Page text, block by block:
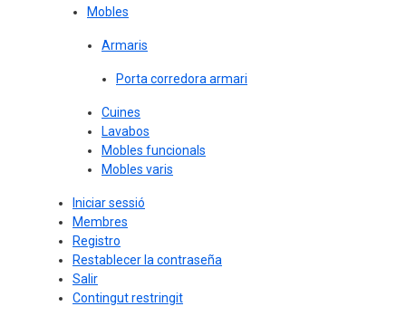
Mobles
Armaris
Porta corredora armari
Cuines
Lavabos
Mobles funcionals
Mobles varis
Iniciar sessió
Membres
Registro
Restablecer la contraseña
Salir
Contingut restringit